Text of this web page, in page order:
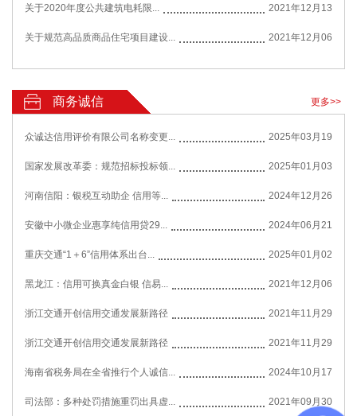
关于2020年度公共建筑电耗限... 2021年12月13
关于规范高品质商品住宅项目建设... 2021年12月06
商务诚信 更多>>
众诚达信用评价有限公司名称变更... 2025年03月19
国家发展改革委：规范招标投标领... 2025年01月03
河南信阳：银税互动助企 信用等... 2024年12月26
安徽中小微企业惠享纯信用贷29... 2024年06月21
重庆交通“1＋6”信用体系出台... 2025年01月02
黑龙江：信用可换真金白银 信易... 2021年12月06
浙江交通开创信用交通发展新路径 2021年11月29
浙江交通开创信用交通发展新路径 2021年11月29
海南省税务局在全省推行个人诚信... 2024年10月17
司法部：多种处罚措施重罚出具虚... 2021年09月30